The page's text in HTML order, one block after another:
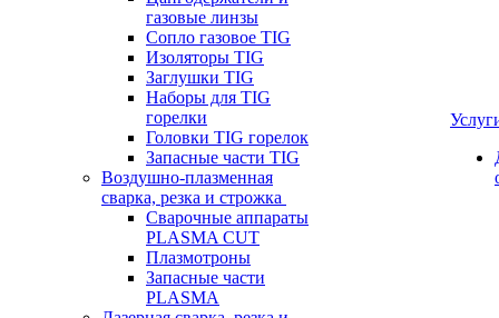
газовые линзы
Сопло газовое TIG
Изоляторы TIG
Заглушки TIG
Наборы для TIG
горелки
Головки TIG горелок
Запасные части TIG
Воздушно-плазменная
сварка, резка и строжка
Сварочные аппараты
PLASMA CUT
Плазмотроны
Запасные части
PLASMA